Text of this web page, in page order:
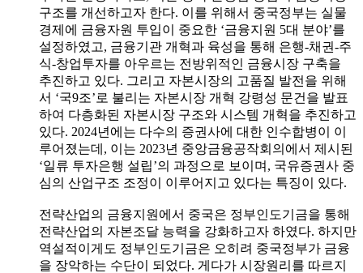
구조를 개선하고자 한다. 이를 위해서 중국정부는 실물
경제에 금융자원 투입이 중요한 ‘금융지원 5대 분야’를
설정하였고, 금융기관 개혁과 육성을 통해 은행-채권-주
식-창업투자를 아우르는 전방위적인 금융시장 구축을
추진하고 있다. 그리고 자본시장의 고품질 발전을 위해
서 ‘국9조’로 불리는 자본시장 개혁 강령성 문건을 발표
하여 다층화된 자본시장 구조와 시스템 개혁을 추진하고
있다. 2024년에는 다수의 증권사에 대한 인수합병이 이
루어졌는데, 이는 2023년 중앙금융공작회의에서 제시된
‘일류 투자은행 설립’의 과정으로 보이며, 국유증권사 중
심의 산업구조 조정이 이루어지고 있다는 특징이 있다.
전략산업의 금융지원에서 중국은 정부인도기금을 통해
전략산업의 자본조달 능력을 강화하고자 하였다. 하지만
역설적이게도 정부인도기금은 오히려 중국정부가 금융
을 장악하는 수단이 되었다. 게다가 시장원리를 따르지